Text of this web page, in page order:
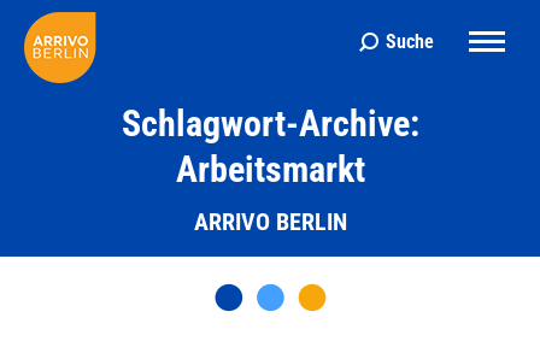
Search:
Suche
Schlagwort-Archive:
Arbeitsmarkt
ARRIVO BERLIN